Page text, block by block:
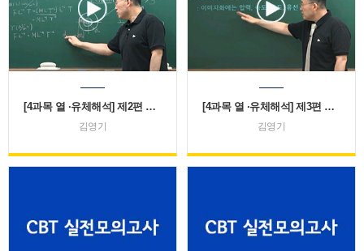
[4과목 열 ·유체해석] 제2편 유체역학
김영기
[4과목 열 ·유체해석] 제3편 열응력 및 유동해석
김영기